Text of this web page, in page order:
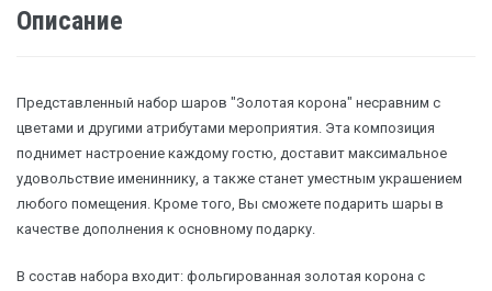
Описание
Представленный набор шаров "Золотая корона" несравним с
цветами и другими атрибутами мероприятия. Эта композиция
поднимет настроение каждому гостю, доставит максимальное
удовольствие имениннику, а также станет уместным украшением
любого помещения. Кроме того, Вы сможете подарить шары в
качестве дополнения к основному подарку.
В состав набора входит: фольгированная золотая корона с